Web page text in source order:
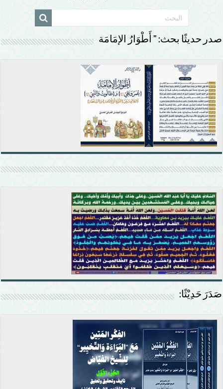
صدر حديثًا بحث: ” أَطْوَارُ الإمَامَة
صَدَرَ حَدِيْثًا: